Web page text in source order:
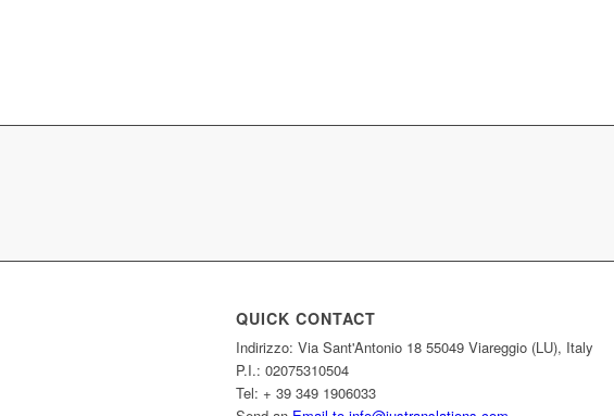
QUICK CONTACT
Indirizzo: Via Sant'Antonio 18 55049 Viareggio (LU), Italy
P.I.: 02075310504
Tel: + 39 349 1906033